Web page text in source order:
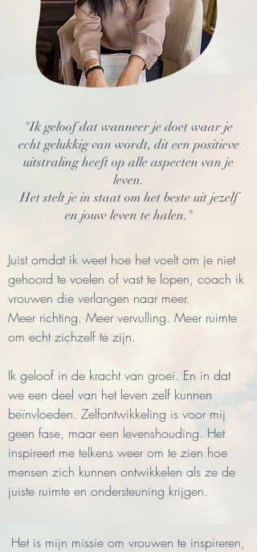
"Ik geloof dat wanneer je doet waar je
echt gelukkig van wordt, dit een positieve
uitstraling heeft op alle aspecten van je
leven.
Het stelt je in staat om het beste uit jezelf
en jouw leven te halen."
Juist omdat ik weet hoe het voelt om je niet
gehoord te voelen of vast te lopen, coach ik
vrouwen die verlangen naar meer.
Meer richting. Meer vervulling. Meer ruimte
om echt zichzelf te zijn.
Ik geloof in de kracht van groei. En in dat
we een deel van het leven zelf kunnen
beïnvloeden. Zelfontwikkeling is voor mij
geen fase, maar een levenshouding. Het
inspireert me telkens weer om te zien hoe
mensen zich kunnen ontwikkelen als ze de
juiste ruimte en ondersteuning krijgen.
Het is mijn missie om vrouwen te inspireren,